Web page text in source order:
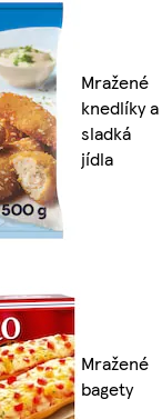
Mražené
knedlíky a
sladká
jídla
Mražené
bagety